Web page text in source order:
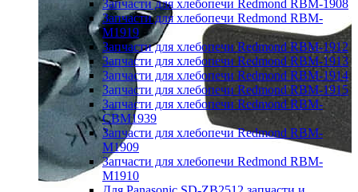
Запчасти для хлебопечи Redmond RBM-1908
Запчасти для хлебопечи Redmond RBM-
M1919
Запчасти для хлебопечи Redmond RBM-1912
Запчасти для хлебопечи Redmond RBM-1913
Запчасти для хлебопечи Redmond RBM-1914
Запчасти для хлебопечи Redmond RBM-1915
Запчасти для хлебопечи Redmond RBM-
CBM1939
Запчасти для хлебопечи Redmond RBM-
M1909
Запчасти для хлебопечи Redmond RBM-
M1910